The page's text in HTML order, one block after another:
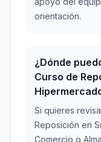
orientación.
¿Dónde
Curso de
Si quieres
Reposición en
Comercio o